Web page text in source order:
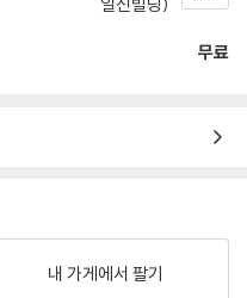
무료
내 가게에서 팔기